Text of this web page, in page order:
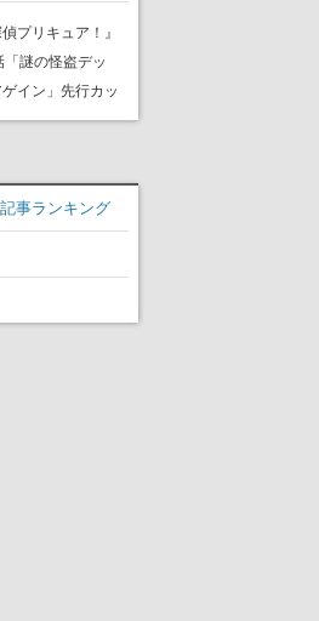
Steamでリリー
忘れ去られた世
洞窟を舞台に、4
偵プリキュア！』
謎の怪盗デッ
イン」先行カッ
泣きぼくろにモ
事ランキング